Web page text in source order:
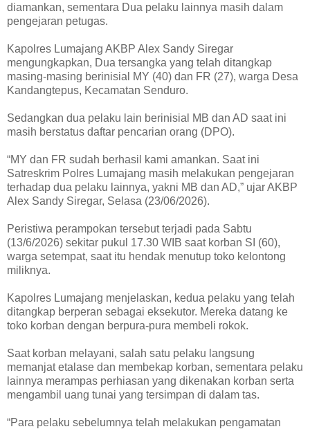
diamankan, sementara Dua pelaku lainnya masih dalam
pengejaran petugas.
Kapolres Lumajang AKBP Alex Sandy Siregar
mengungkapkan, Dua tersangka yang telah ditangkap
masing-masing berinisial MY (40) dan FR (27), warga Desa
Kandangtepus, Kecamatan Senduro.
Sedangkan dua pelaku lain berinisial MB dan AD saat ini
masih berstatus daftar pencarian orang (DPO).
“MY dan FR sudah berhasil kami amankan. Saat ini
Satreskrim Polres Lumajang masih melakukan pengejaran
terhadap dua pelaku lainnya, yakni MB dan AD,” ujar AKBP
Alex Sandy Siregar, Selasa (23/06/2026).
Peristiwa perampokan tersebut terjadi pada Sabtu
(13/6/2026) sekitar pukul 17.30 WIB saat korban SI (60),
warga setempat, saat itu hendak menutup toko kelontong
miliknya.
Kapolres Lumajang menjelaskan, kedua pelaku yang telah
ditangkap berperan sebagai eksekutor. Mereka datang ke
toko korban dengan berpura-pura membeli rokok.
Saat korban melayani, salah satu pelaku langsung
memanjat etalase dan membekap korban, sementara pelaku
lainnya merampas perhiasan yang dikenakan korban serta
mengambil uang tunai yang tersimpan di dalam tas.
“Para pelaku sebelumnya telah melakukan pengamatan